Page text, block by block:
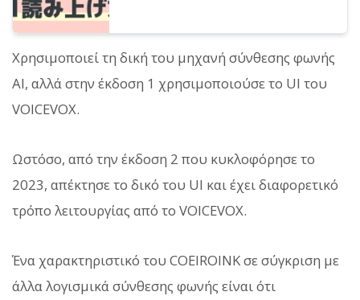
Χρησιμοποιεί τη δική του μηχανή σύνθεσης φωνής
AI, αλλά στην έκδοση 1 χρησιμοποιούσε το UI του
VOICEVOX.
Ωστόσο, από την έκδοση 2 που κυκλοφόρησε το
2023, απέκτησε το δικό του UI και έχει διαφορετικό
τρόπο λειτουργίας από το VOICEVOX.
Ένα χαρακτηριστικό του COEIROINK σε σύγκριση με
άλλα λογισμικά σύνθεσης φωνής είναι ότι